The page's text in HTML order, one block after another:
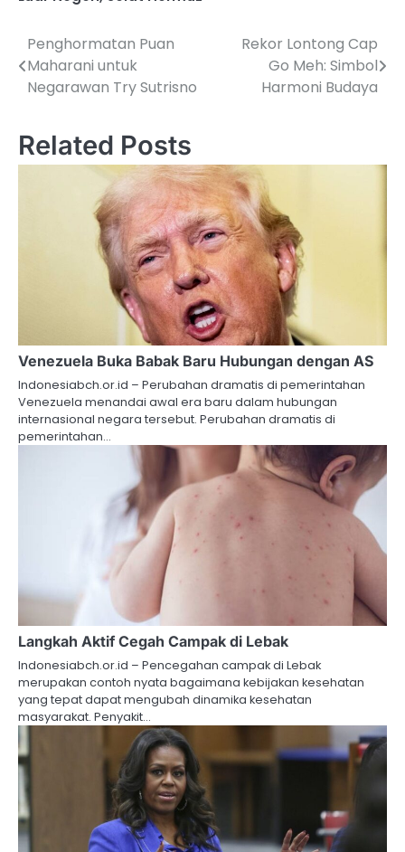
Post
navigation
Penghormatan Puan
Maharani untuk
Negarawan Try Sutrisno
Rekor Lontong Cap
Go Meh: Simbol
Harmoni Budaya
Related Posts
Venezuela Buka Babak Baru Hubungan dengan AS
Indonesiabch.or.id – Perubahan dramatis di pemerintahan
Venezuela menandai awal era baru dalam hubungan
internasional negara tersebut. Perubahan dramatis di
pemerintahan…
Langkah Aktif Cegah Campak di Lebak
Indonesiabch.or.id – Pencegahan campak di Lebak
merupakan contoh nyata bagaimana kebijakan kesehatan
yang tepat dapat mengubah dinamika kesehatan
masyarakat. Penyakit…